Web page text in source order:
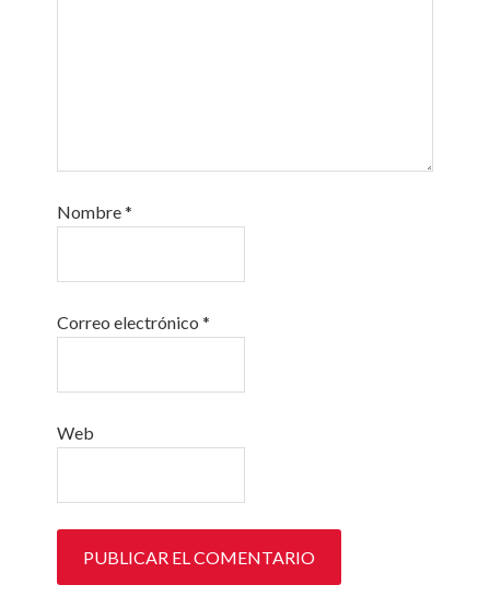
Nombre*
Correo electrónico*
Web